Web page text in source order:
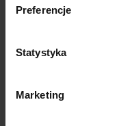
Preferencje
Statystyka
Marketing